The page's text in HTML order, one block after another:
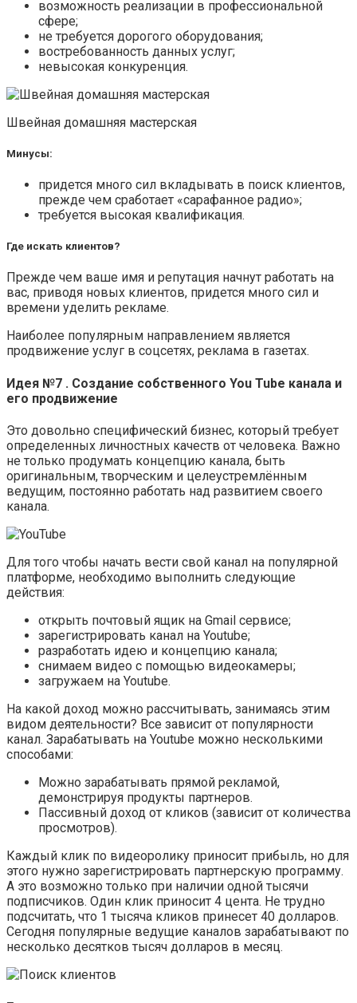
возможность реализации в профессиональной
сфере;
не требуется дорогого оборудования;
востребованность данных услуг;
невысокая конкуренция.
Швейная домашняя мастерская
Минусы:
придется много сил вкладывать в поиск клиентов,
прежде чем сработает «сарафанное радио»;
требуется высокая квалификация.
Где искать клиентов?
Прежде чем ваше имя и репутация начнут работать на
вас, приводя новых клиентов, придется много сил и
времени уделить рекламе.
Наиболее популярным направлением является
продвижение услуг в соцсетях, реклама в газетах.
Идея №7 . Создание собственного You Tube канала и
его продвижение
Это довольно специфический бизнес, который требует
определенных личностных качеств от человека. Важно
не только продумать концепцию канала, быть
оригинальным, творческим и целеустремлённым
ведущим, постоянно работать над развитием своего
канала.
Для того чтобы начать вести свой канал на популярной
платформе, необходимо выполнить следующие
действия:
открыть почтовый ящик на Gmail сервисе;
зарегистрировать канал на Youtube;
разработать идею и концепцию канала;
снимаем видео с помощью видеокамеры;
загружаем на Youtube.
На какой доход можно рассчитывать, занимаясь этим
видом деятельности? Все зависит от популярности
канал. Зарабатывать на Youtube можно несколькими
способами:
Можно зарабатывать прямой рекламой,
демонстрируя продукты партнеров.
Пассивный доход от кликов (зависит от количества
просмотров).
Каждый клик по видеоролику приносит прибыль, но для
этого нужно зарегистрировать партнерскую программу.
А это возможно только при наличии одной тысячи
подписчиков. Один клик приносит 4 цента. Не трудно
подсчитать, что 1 тысяча кликов принесет 40 долларов.
Сегодня популярные ведущие каналов зарабатывают по
несколько десятков тысяч долларов в месяц.